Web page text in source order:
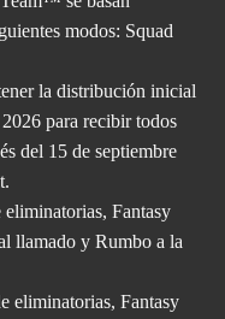
modos: Squad
la distribución inicial
para recibir todos
del 15 de septiembre
eliminatorias, Fantasy
llamado y Rumbo a la
eliminatorias, Fantasy